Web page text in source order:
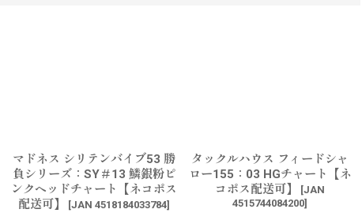
マドネス シリテンバイブ53 勝
負シリーズ：SY＃13 鱗銀粉ピ
ンクヘッドチャート【ネコポス
配送可】
[JAN 4518184033784]
タックルハウス フィードシャ
ロー155：03 HGチャート【ネ
コポス配送可】
[JAN
4515744084200]